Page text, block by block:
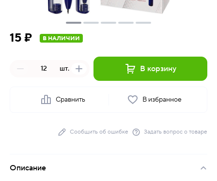
15 ₽ В НАЛИЧИИ
шт. В корзину
Сравнить В избранное
Сообщить об ошибке Задать вопрос о товаре
Описание